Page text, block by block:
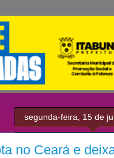
segunda-feira, 15 de
no Ceará e